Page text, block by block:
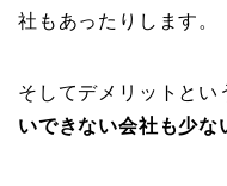
社もあったりします。
そしてデメリットとい
いできない会社も少な